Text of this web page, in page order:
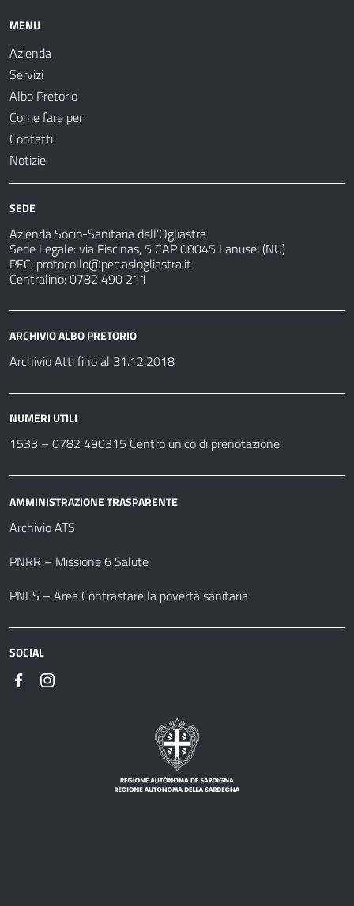
MENU
Azienda
Servizi
Albo Pretorio
Come fare per
Contatti
Notizie
SEDE
Azienda Socio-Sanitaria dell’Ogliastra
Sede Legale: via Piscinas, 5 CAP 08045 Lanusei (NU)
PEC: protocollo@pec.aslogliastra.it
Centralino: 0782 490 211
ARCHIVIO ALBO PRETORIO
Archivio Atti fino al 31.12.2018
NUMERI UTILI
1533 – 0782 490315 Centro unico di prenotazione
AMMINISTRAZIONE TRASPARENTE
Archivio ATS
PNRR – Missione 6 Salute
PNES – Area Contrastare la povertà sanitaria
SOCIAL